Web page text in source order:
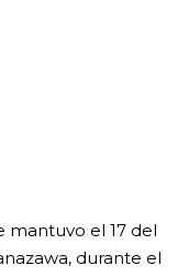
mantuvo el 17 del
durante el